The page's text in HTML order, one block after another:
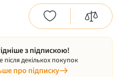
з підпискою!
декількох покупок
про підписку